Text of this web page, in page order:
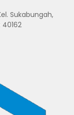
Sukabungah,